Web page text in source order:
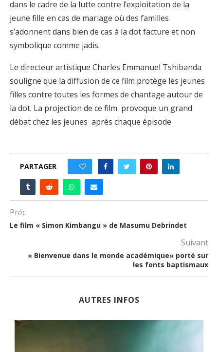
dans le cadre de la lutte contre l’exploitation de la
jeune fille en cas de mariage où des familles
s’adonnent dans bien de cas à la dot facture et non
symbolique comme jadis.
Le directeur artistique Charles Emmanuel Tshibanda
souligne que la diffusion de ce film protège les jeunes
filles contre toutes les formes de chantage autour de
la dot. La projection de ce film provoque un grand
débat chez les jeunes après chaque épisode
PARTAGER
Préc
Le film « Simon Kimbangu » de Masumu Debrindet
Suivant
« Bienvenue dans le monde académique» porté sur
les fonts baptismaux
AUTRES INFOS